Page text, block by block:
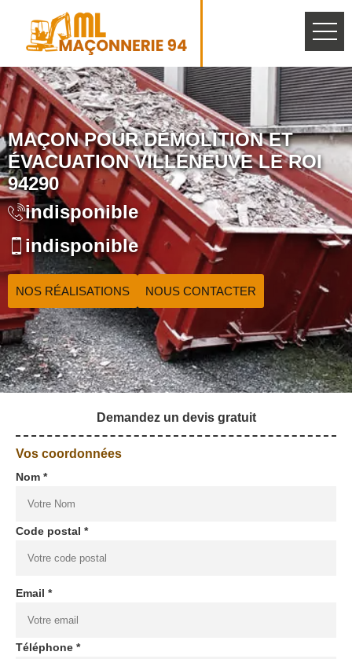
MAÇON POUR DÉMOLITION ET
ÉVACUATION VILLENEUVE LE ROI
94290
indisponible
indisponible
NOS RÉALISATIONS NOUS CONTACTER
Demandez un devis gratuit
Vos coordonnées
Nom *
Code postal *
Email *
Téléphone *